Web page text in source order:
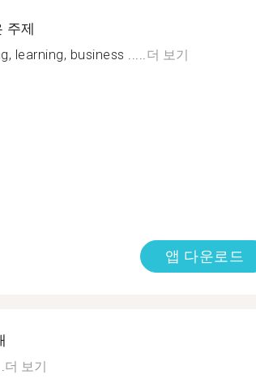
주제
learning, business .....더 보기
앱 다운로드
더 보기